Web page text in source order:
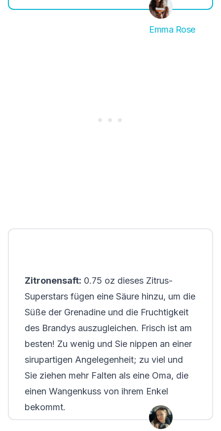
Emma Rose
Zitronensaft: 0.75 oz dieses Zitrus-
Superstars fügen eine Säure hinzu, um die
Süße der Grenadine und die Fruchtigkeit
des Brandys auszugleichen. Frisch ist am
besten! Zu wenig und Sie nippen an einer
sirupartigen Angelegenheit; zu viel und
Sie ziehen mehr Falten als eine Oma, die
einen Wangenkuss von ihrem Enkel
bekommt.